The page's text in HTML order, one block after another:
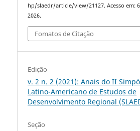
hp/slaedr/article/view/21127. Acesso em:
2026.
Fomatos de Citação
Edição
v. 2 n. 2 (2021): Anais do II
Latino-Americano de Estudos de
Desenvolvimento Regional
Seção